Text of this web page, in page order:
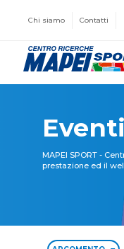
Chi siamo Contatti
MAPEI SPORT -
prestazione ed il